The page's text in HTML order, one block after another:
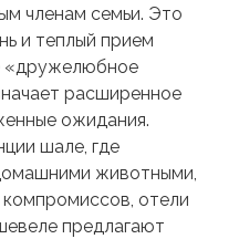
членам семьи. Это
и теплый прием
«дружелюбное
расширенное
ожидания.
шале, где
животными,
отели
предлагают